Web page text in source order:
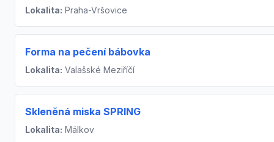
Lokalita: Praha-Vršovice
Forma na pečení bábovka
Lokalita: Valašské Meziříčí
Skleněná miska SPRING
Lokalita: Málkov